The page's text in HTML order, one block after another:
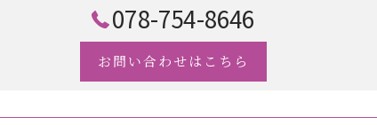
078-754-8646
お問い合わせはこちら